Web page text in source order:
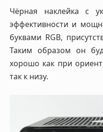
Чёрная наклейка с
эффективности и
буквами RGB,
Таким образом он
хорошо как при
так к низу.